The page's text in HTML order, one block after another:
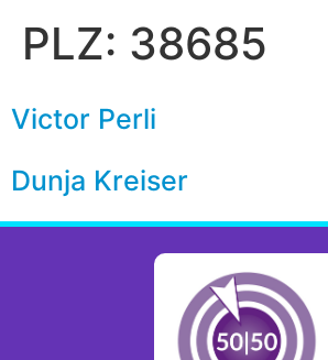
PLZ: 38685
Victor Perli
Dunja Kreiser